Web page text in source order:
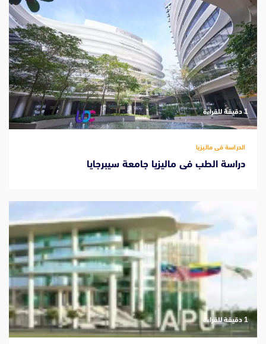
‫1 دقيقة للقراءة
الدراسة فى ماليزيا
دراسة الطب فى ماليزيا جامعة سيبرجايا
‫1 دقيقة للقراءة